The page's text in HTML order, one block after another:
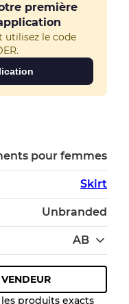
première
utilisez le code
pour femmes
Skirt
Unbranded
AB
produits exacts